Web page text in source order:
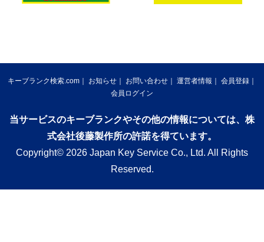
キーブランク検索.com お知らせ お問い合わせ 運営者情報
会員登録
会員ログイン
当サービスのキーブランクやその他の情報については、株
式会社後藤製作所の許諾を得ています。
Copyright© 2026 Japan Key Service Co., Ltd. All Rights
Reserved.